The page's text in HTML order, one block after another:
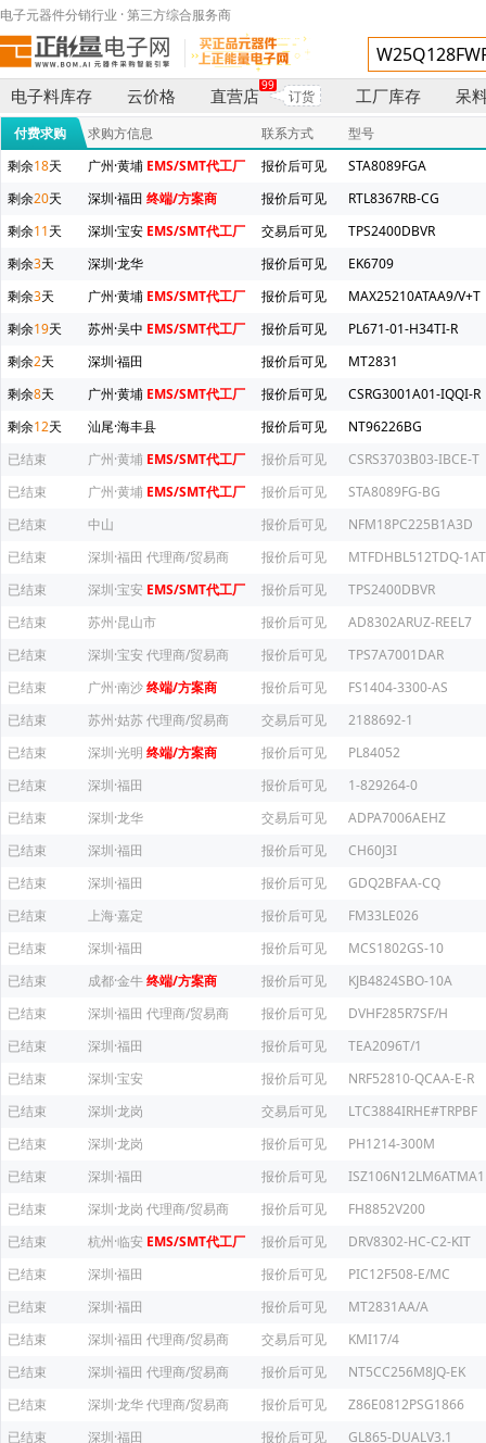
电子元器件分销行业 · 第三方综合服务商
电子料库存 云价格 直营店
99
订货 工厂库存 呆
付费求购 求购方信息 联系方式
型号
剩余18天 广州·黄埔 EMS/SMT代工厂 报价后可见
STA8089FGA
剩余20天 深圳·福田 终端/方案商 报价后可见
RTL8367RB-CG
剩余11天 深圳·宝安 EMS/SMT代工厂 交易后可见
TPS2400DBVR
剩余3天 深圳·龙华 报价后可见
EK6709
剩余3天 广州·黄埔 EMS/SMT代工厂 报价后可见
MAX25210ATAA9/V+T
剩余19天 苏州·吴中 EMS/SMT代工厂 报价后可见
PL671-01-H34TI-R
剩余2天 深圳·福田 报价后可见
MT2831
剩余8天 广州·黄埔 EMS/SMT代工厂 报价后可见
CSRG3001A01-IQQI-R
剩余12天 汕尾·海丰县 报价后可见
NT96226BG
已结束
广州·黄埔 EMS/SMT代工厂 报价后可见
CSRS3703B03-IBCE-T
已结束
广州·黄埔 EMS/SMT代工厂 报价后可见
STA8089FG-BG
已结束
中山 报价后可见
NFM18PC225B1A3D
已结束
深圳·福田 代理商/贸易商 报价后可见
MTFDHBL512TDQ-
已结束
深圳·宝安 EMS/SMT代工厂 报价后可见
TPS2400DBVR
已结束
苏州·昆山市 报价后可见
AD8302ARUZ-REEL7
已结束
深圳·宝安 代理商/贸易商 报价后可见
TPS7A7001DAR
已结束
广州·南沙终端/方案商 报价后可见
FS1404-3300-AS
已结束
苏州·姑苏代理商/贸易商 交易后可见
2188692-1
已结束
深圳·光明 终端/方案商 报价后可见
PL84052
已结束
深圳·福田 报价后可见
1-829264-0
已结束
深圳·龙华 交易后可见
ADPA7006AEHZ
已结束
深圳·福田 报价后可见
CH60J3I
已结束
深圳·福田 报价后可见
GDQ2BFAA-CQ
已结束
上海·嘉定 报价后可见
FM33LE026
已结束
深圳·福田 报价后可见
MCS1802GS-10
已结束
成都·金牛终端/方案商 报价后可见
KJB4824SBO-10A
已结束
深圳·福田 代理商/贸易商 报价后可见
DVHF285R7SF/H
已结束
深圳·福田 报价后可见
TEA2096T/1
已结束
深圳·宝安 报价后可见
NRF52810-QCAA-E-R
已结束
深圳·龙岗 交易后可见
LTC3884IRHE#TRPBF
已结束
深圳·龙岗 报价后可见
PH1214-300M
已结束
深圳·福田 报价后可见
ISZ106N12LM6ATMA1
已结束
深圳·龙岗 代理商/贸易商 报价后可见
FH8852V200
已结束
杭州·临安 EMS/SMT代工厂 报价后可见
DRV8302-HC-C2-KIT
已结束
深圳·福田 报价后可见
PIC12F508-E/MC
已结束
深圳·福田 报价后可见
MT2831AA/A
已结束
深圳·福田 代理商/贸易商 交易后可见
KMI17/4
已结束
深圳·福田 代理商/贸易商 报价后可见
NT5CC256M8JQ-EK
已结束
深圳·龙华代理商/贸易商 报价后可见
Z86E0812PSG1866
已结束
深圳·福田 报价后可见 GL865-DUALV3.1